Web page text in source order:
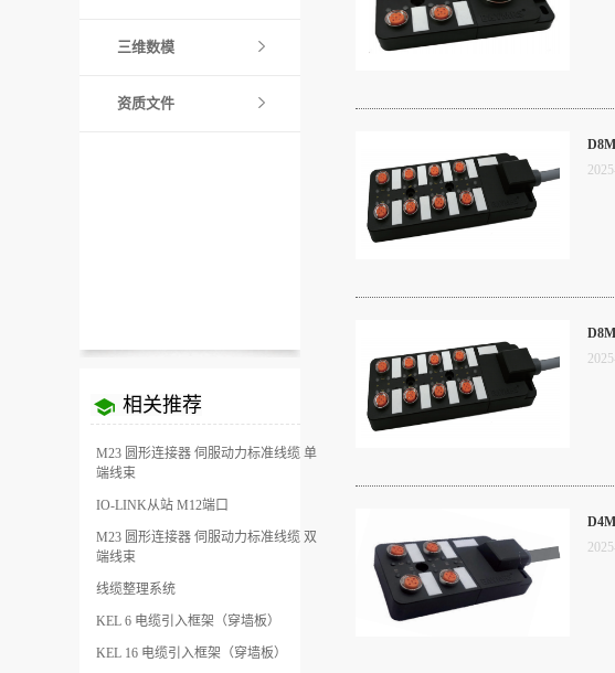
三维数模
资质文件
相关推荐
M23 圆形连接器 伺服动力标准线缆 单
端线束
IO-LINK从站 M12端口
M23 圆形连接器 伺服动力标准线缆 双
端线束
线缆整理系统
KEL 6 电缆引入框架（穿墙板）
KEL 16 电缆引入框架（穿墙板）
2025
2025
2025